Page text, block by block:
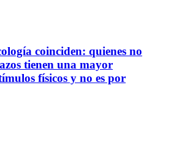
coinciden: quienes no
tienen una mayor
físicos y no es por